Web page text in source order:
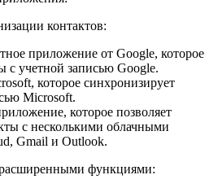
контактов:
приложение от Google, которое
с учетной записью Google.
которое синхронизирует
Microsoft.
которое позволяет
с несколькими облачными
Gmail и Outlook.
функциями: